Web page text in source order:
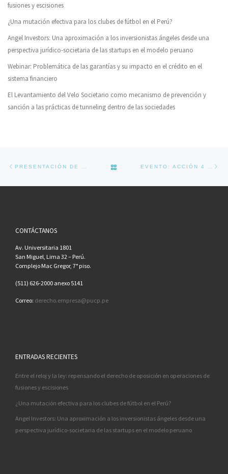
fusiones y escisiones
¿Una mutación efectiva para los clubes de fútbol en el Perú?
Angel Investors: Una aproximación a los inversionistas ángeles desde una
perspectiva jurídico-societaria de las startups en el modelo peruano
Webinar: Problemática de las garantías y su impacto en el crédito en el
sistema financiero
El Levantamiento del Velo Societario como mecanismo de prevención y
sanción a las prácticas de tunneling dentro de las sociedades
Navegador de artículos BACK TO POST LIST
CONTÁCTANOS
Av. Universitaria 1801
San Miguel, Lima 32 – Perú.
Complejo Mac Gregor, 7° piso.
(511) 626-2000 anexo 5141
Correo: derecho.empresa@pucp.pe
ENTRADAS RECIENTES
Entre el reloj y la ley: repensando el derecho de oposición en operaciones de
fusiones y escisiones
¿Una mutación efectiva para los clubes de fútbol en el Perú?
Angel Investors: Una aproximación a los inversionistas ángeles desde una
perspectiva jurídico-societaria de las startups en el modelo peruano